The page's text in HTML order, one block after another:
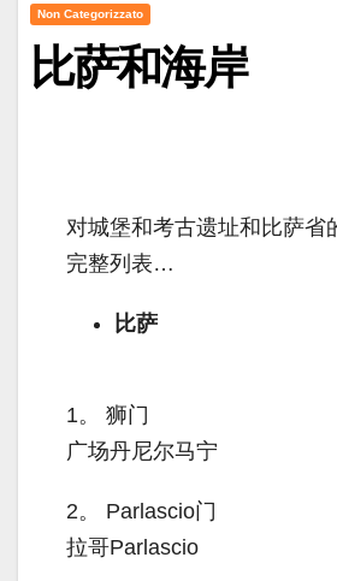
Non Categorizzato
比萨和海岸
对城堡和考古遗址和比萨省
完整列表…
比萨
1。
狮门
广场丹尼尔马宁
2。
Parlascio门
拉哥Parlascio